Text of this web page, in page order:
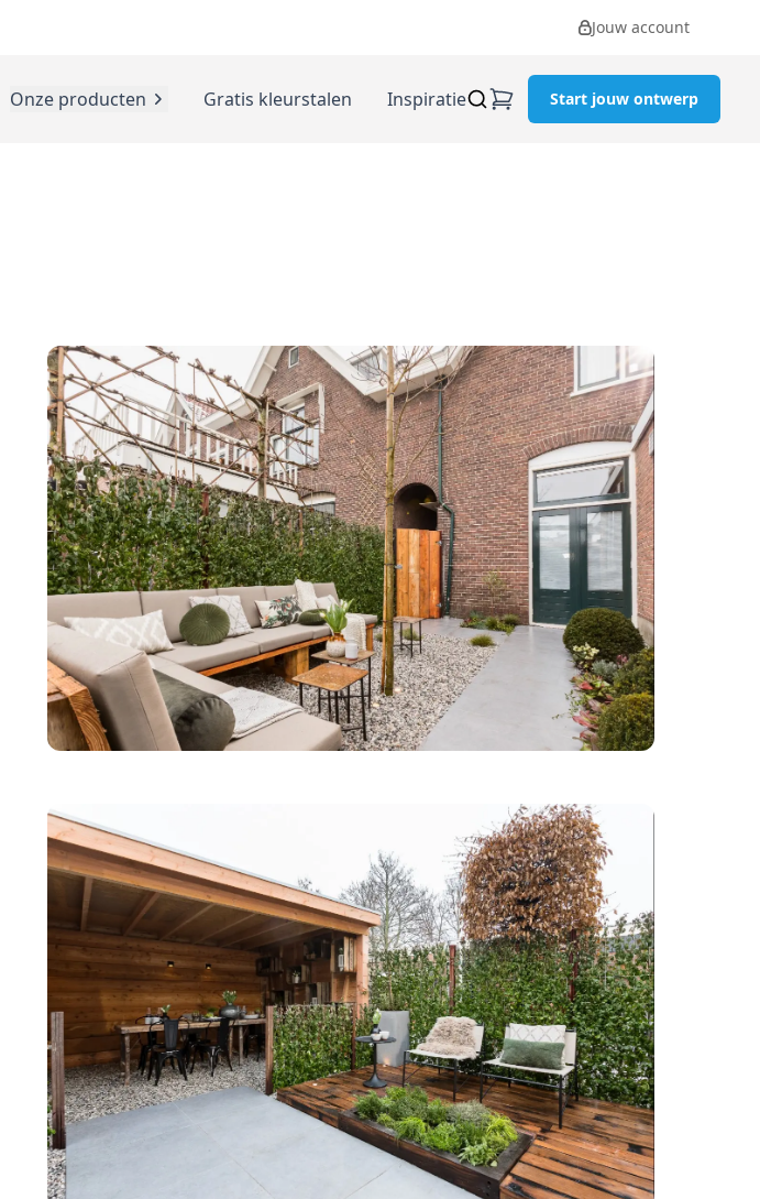
Jouw account
Onze producten Gratis kleurstalen Inspiratie Start jouw ontwerp